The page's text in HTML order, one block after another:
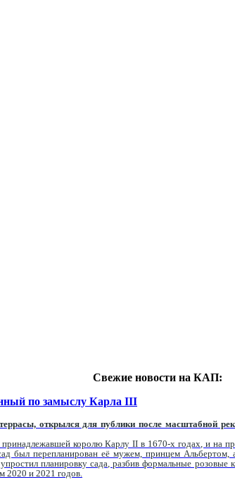
Свежие новости на КАП:
по замыслу Карла III
открылся для публики после масштабной
королю Карлу II в 1670-х годах, и на
был перепланирован её мужем, принцем
планировку сада, разбив формальные розовые
2020 и 2021 годов.